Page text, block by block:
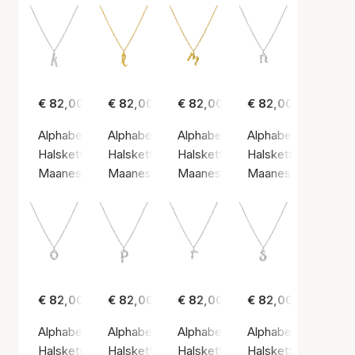
€ 82,00
Alphabet Necklace K
Halsketting, Zilvere kleur / Sterling zilver 925
Maanesten
€ 82,00
Alphabet Necklace L
Halsketting, Gouden kleur / Verguld
Maanesten
€ 82,00
Alphabet Necklace M
Halsketting, Gouden kleur /
Maanesten
€ 82,00
Alphabet Necklace
Halsketting,
Maanesten
€ 82,00
Alphabet Necklace O
Halsketting, Zilvere kleur / Sterling zilver 925
€ 82,00
Alphabet Necklace P
Halsketting, Zilvere kleur / Sterling zilver 925
€ 82,00
Alphabet Necklace R
Halsketting, Zilvere kleur /
€ 82,00
Alphabet Necklace
Halsketting,